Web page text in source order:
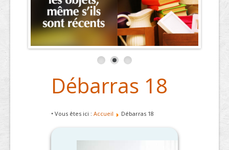
Débarras 18
• Vous êtes ici : Accueil Débarras 18